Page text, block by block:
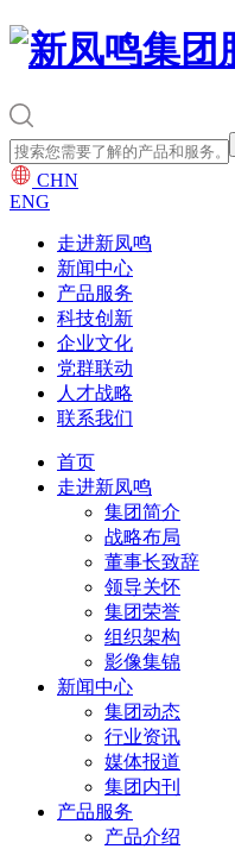
CHN
ENG
走进新凤鸣
新闻中心
产品服务
科技创新
企业文化
党群联动
人才战略
联系我们
首页
走进新凤鸣
集团简介
战略布局
董事长致辞
领导关怀
集团荣誉
组织架构
影像集锦
新闻中心
集团动态
行业资讯
媒体报道
集团内刊
产品服务
产品介绍